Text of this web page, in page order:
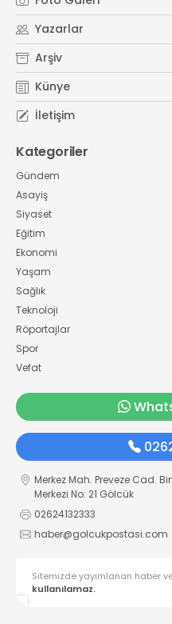
Yazarlar
Arşiv
Künye
İletişim
Kategoriler
Gündem
Asayiş
Siyaset
Eğitim
Ekonomi
Yaşam
Sağlık
Teknoloji
Röportajlar
Spor
Vefat
Merkez Mah. Preveze Cad.
Merkezi No: 21 Gölcük
02624132333
haber@golcukpostasi.com
Sitemizde yayımlanan haber
kullanılamaz.